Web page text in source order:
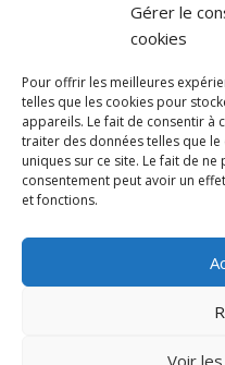
Gérer le
cookies
Pour offrir les meilleures
telles que les cookies pour
appareils. Le fait de consentir à
traiter des données telles que
uniques sur ce site. Le fait de
consentement peut avoir un
et fonctions.
Voir
discothèque
Si tu
pas à
tes
séries
net